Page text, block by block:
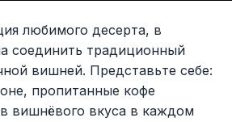
любимого десерта, в
соединить традиционный
вишней. Представьте себе:
пропитанные кофе
вишнёвого вкуса в каждом